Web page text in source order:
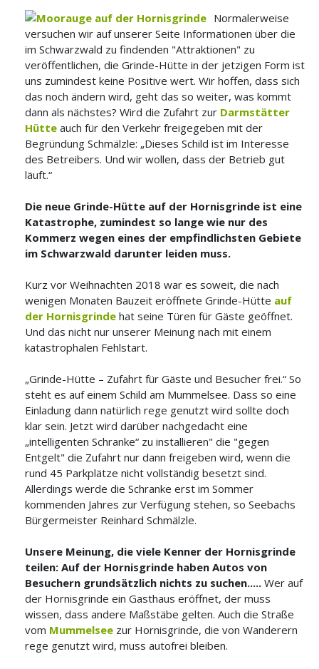
Normalerweise
versuchen wir auf unserer Seite Informationen über die
im Schwarzwald zu findenden "Attraktionen" zu
veröffentlichen, die Grinde-Hütte in der jetzigen Form ist
uns zumindest keine Positive wert. Wir hoffen, dass sich
das noch ändern wird, geht das so weiter, was kommt
dann als nächstes? Wird die Zufahrt zur Darmstätter
Hütte auch für den Verkehr freigegeben mit der
Begründung Schmälzle: „Dieses Schild ist im Interesse
des Betreibers. Und wir wollen, dass der Betrieb gut
läuft.“
Die neue Grinde-Hütte auf der Hornisgrinde ist eine
Katastrophe, zumindest so lange wie nur des
Kommerz wegen eines der empfindlichsten Gebiete
im Schwarzwald darunter leiden muss.
Kurz vor Weihnachten 2018 war es soweit, die nach
wenigen Monaten Bauzeit eröffnete Grinde-Hütte auf
der Hornisgrinde hat seine Türen für Gäste geöffnet.
Und das nicht nur unserer Meinung nach mit einem
katastrophalen Fehlstart.
„Grinde-Hütte – Zufahrt für Gäste und Besucher frei.“ So
steht es auf einem Schild am Mummelsee. Dass so eine
Einladung dann natürlich rege genutzt wird sollte doch
klar sein. Jetzt wird darüber nachgedacht eine
„intelligenten Schranke“ zu installieren" die "gegen
Entgelt" die Zufahrt nur dann freigeben wird, wenn die
rund 45 Parkplätze nicht vollständig besetzt sind.
Allerdings werde die Schranke erst im Sommer
kommenden Jahres zur Verfügung stehen, so Seebachs
Bürgermeister Reinhard Schmälzle.
Unsere Meinung, die viele Kenner der Hornisgrinde
teilen: Auf der Hornisgrinde haben Autos von
Besuchern grundsätzlich nichts zu suchen..... Wer auf
der Hornisgrinde ein Gasthaus eröffnet, der muss
wissen, dass andere Maßstäbe gelten. Auch die Straße
vom Mummelsee zur Hornisgrinde, die von Wanderern
rege genutzt wird, muss autofrei bleiben.